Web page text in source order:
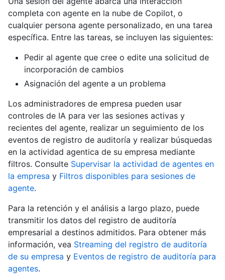
completa con agente en la nube de Copilot, o
cualquier persona agente personalizado, en una tarea
específica. Entre las tareas, se incluyen las siguientes:
Pedir al agente que cree o edite una solicitud de
incorporación de cambios
Asignación del agente a un problema
Los administradores de empresa pueden usar
controles de IA para ver las sesiones activas y
recientes del agente, realizar un seguimiento de los
eventos de registro de auditoría y realizar búsquedas
en la actividad agentica de su empresa mediante
filtros. Consulte Supervisar la actividad de agentes en
la empresa y Filtros disponibles para sesiones de
agente.
Para la retención y el análisis a largo plazo, puede
transmitir los datos del registro de auditoría
empresarial a destinos admitidos. Para obtener más
información, vea Streaming del registro de auditoría
de su empresa y Eventos de registro de auditoría para
agentes.